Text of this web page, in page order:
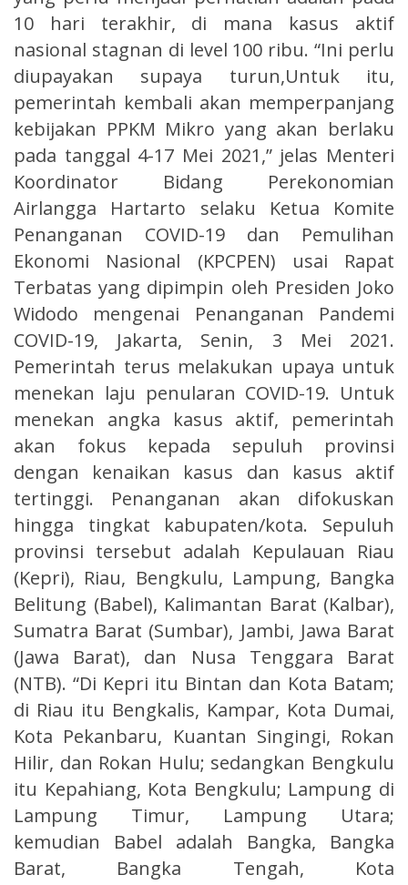
10 hari terakhir, di mana kasus aktif
nasional stagnan di level 100 ribu. “Ini perlu
diupayakan supaya turun,Untuk itu,
pemerintah kembali akan memperpanjang
kebijakan PPKM Mikro yang akan berlaku
pada tanggal 4-17 Mei 2021,” jelas Menteri
Koordinator Bidang Perekonomian
Airlangga Hartarto selaku Ketua Komite
Penanganan COVID-19 dan Pemulihan
Ekonomi Nasional (KPCPEN) usai Rapat
Terbatas yang dipimpin oleh Presiden Joko
Widodo mengenai Penanganan Pandemi
COVID-19, Jakarta, Senin, 3 Mei 2021.
Pemerintah terus melakukan upaya untuk
menekan laju penularan COVID-19. Untuk
menekan angka kasus aktif, pemerintah
akan fokus kepada sepuluh provinsi
dengan kenaikan kasus dan kasus aktif
tertinggi. Penanganan akan difokuskan
hingga tingkat kabupaten/kota. Sepuluh
provinsi tersebut adalah Kepulauan Riau
(Kepri), Riau, Bengkulu, Lampung, Bangka
Belitung (Babel), Kalimantan Barat (Kalbar),
Sumatra Barat (Sumbar), Jambi, Jawa Barat
(Jawa Barat), dan Nusa Tenggara Barat
(NTB). “Di Kepri itu Bintan dan Kota Batam;
di Riau itu Bengkalis, Kampar, Kota Dumai,
Kota Pekanbaru, Kuantan Singingi, Rokan
Hilir, dan Rokan Hulu; sedangkan Bengkulu
itu Kepahiang, Kota Bengkulu; Lampung di
Lampung Timur, Lampung Utara;
kemudian Babel adalah Bangka, Bangka
Barat, Bangka Tengah, Kota